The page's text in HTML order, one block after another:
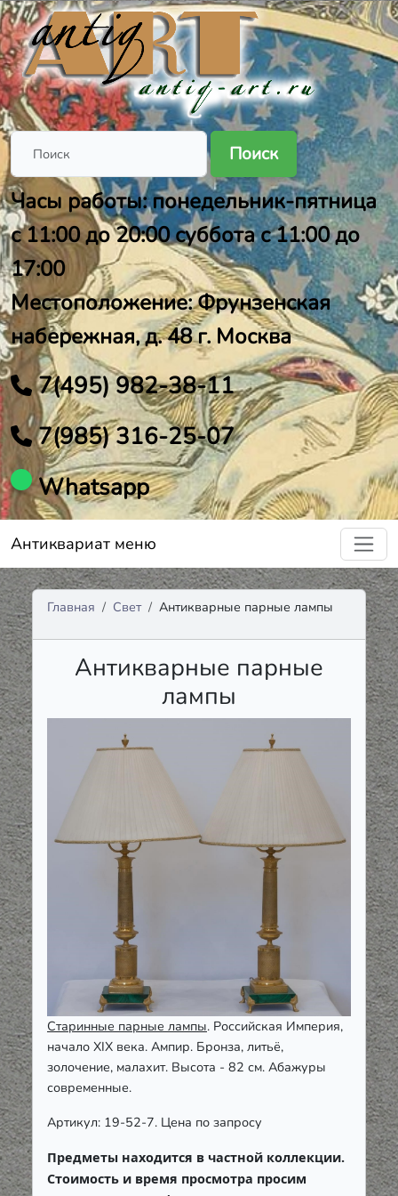
Поиск
Часы работы: понедельник-пятница
с 11:00 до 20:00 суббота с 11:00 до
17:00
Местоположение: Фрунзенская
набережная, д. 48 г. Москва
7(495) 982-38-11
7(985) 316-25-07
Whatsapp
Антиквариат меню
Главная Свет Антикварные парные лампы
Антикварные парные
лампы
Старинные парные лампы. Российская Империя,
начало XIX века. Ампир. Бронза, литьё,
золочение, малахит. Высота - 82 см. Абажуры
современные.
Артикул: 19-52-7. Цена по запросу
Предметы находится в частной коллекции.
Стоимость и время просмотра просим